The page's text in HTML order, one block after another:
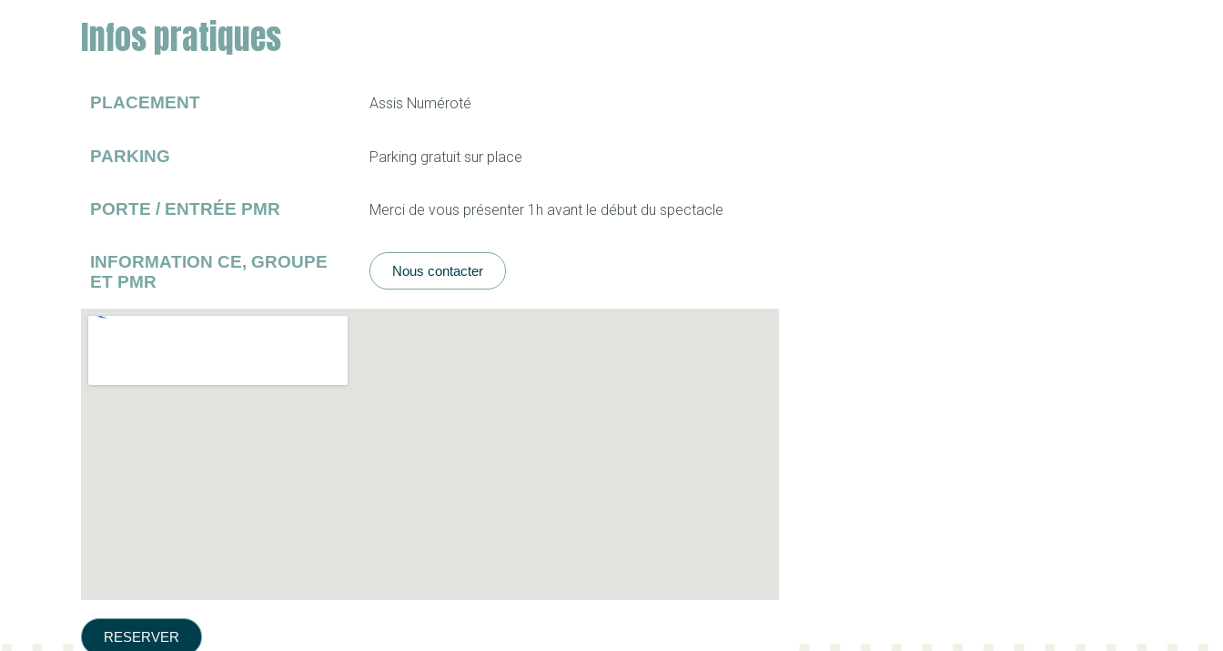
Infos pratiques
PLACEMENT Assis Numéroté
PARKING Parking gratuit sur place
PORTE / ENTRÉE PMR Merci de vous présenter 1h avant le début du spectacle
INFORMATION CE, GROUPE
ET PMR
Nous contacter
RESERVER